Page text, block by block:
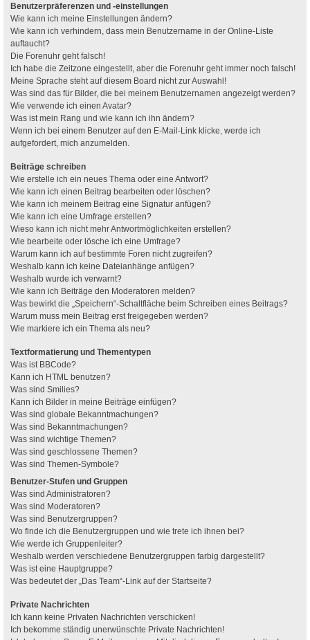
Benutzerpräferenzen und -einstellungen
Wie kann ich meine Einstellungen ändern?
Wie kann ich verhindern, dass mein Benutzername in der Online-Liste
auftaucht?
Die Forenuhr geht falsch!
Ich habe die Zeitzone eingestellt, aber die Forenuhr geht immer noch falsch!
Meine Sprache steht auf diesem Board nicht zur Auswahl!
Was sind das für Bilder, die bei meinem Benutzernamen angezeigt werden?
Wie verwende ich einen Avatar?
Was ist mein Rang und wie kann ich ihn ändern?
Wenn ich bei einem Benutzer auf den E-Mail-Link klicke, werde ich
aufgefordert, mich anzumelden.
Beiträge schreiben
Wie erstelle ich ein neues Thema oder eine Antwort?
Wie kann ich einen Beitrag bearbeiten oder löschen?
Wie kann ich meinem Beitrag eine Signatur anfügen?
Wie kann ich eine Umfrage erstellen?
Wieso kann ich nicht mehr Antwortmöglichkeiten erstellen?
Wie bearbeite oder lösche ich eine Umfrage?
Warum kann ich auf bestimmte Foren nicht zugreifen?
Weshalb kann ich keine Dateianhänge anfügen?
Weshalb wurde ich verwarnt?
Wie kann ich Beiträge den Moderatoren melden?
Was bewirkt die „Speichern“-Schaltfläche beim Schreiben eines Beitrags?
Warum muss mein Beitrag erst freigegeben werden?
Wie markiere ich ein Thema als neu?
Textformatierung und Thementypen
Was ist BBCode?
Kann ich HTML benutzen?
Was sind Smilies?
Kann ich Bilder in meine Beiträge einfügen?
Was sind globale Bekanntmachungen?
Was sind Bekanntmachungen?
Was sind wichtige Themen?
Was sind geschlossene Themen?
Was sind Themen-Symbole?
Benutzer-Stufen und Gruppen
Was sind Administratoren?
Was sind Moderatoren?
Was sind Benutzergruppen?
Wo finde ich die Benutzergruppen und wie trete ich ihnen bei?
Wie werde ich Gruppenleiter?
Weshalb werden verschiedene Benutzergruppen farbig dargestellt?
Was ist eine Hauptgruppe?
Was bedeutet der „Das Team“-Link auf der Startseite?
Private Nachrichten
Ich kann keine Privaten Nachrichten verschicken!
Ich bekomme ständig unerwünschte Private Nachrichten!